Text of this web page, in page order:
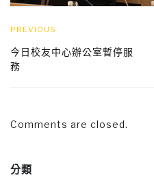
PREVIOUS
今日校友中心辦公室暫停服
務
Comments are closed.
分類